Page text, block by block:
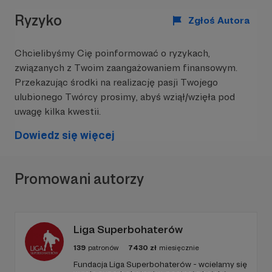
z Wami!
Ryzyko Zgłoś Autora
Chcielibyśmy Cię poinformować o ryzykach,
związanych z Twoim zaangażowaniem finansowym.
Przekazując środki na realizację pasji Twojego
ulubionego Twórcy prosimy, abyś wziął/wzięła pod
uwagę kilka kwestii.
Dowiedz się więcej
Promowani autorzy
Liga Superbohaterów
139 patronów 7430 zł miesięcznie
Fundacja Liga Superbohaterów - wcielamy się